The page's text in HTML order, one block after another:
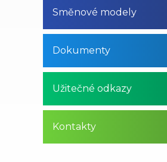
Směnové modely
Dokumenty
Užitečné odkazy
Kontakty